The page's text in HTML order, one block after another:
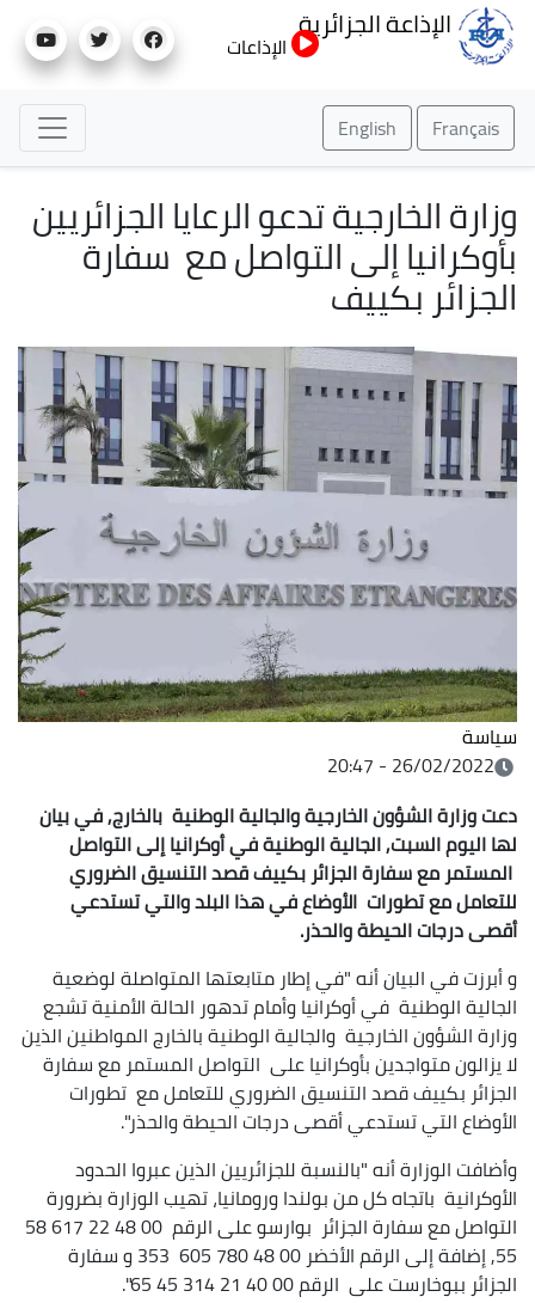
إلى
الإذاعة الجزائرية
الإذاعات
Français
English
وزارة الخارجية تدعو الرعايا الجزائريين
بأوكرانيا إلى التواصل مع سفارة
الجزائر بكييف
سياسة
26/02/2022 - 20:47
دعت وزارة الشؤون الخارجية والجالية الوطنية بالخارج, في بيان
لها اليوم السبت, الجالية الوطنية في أوكرانيا إلى التواصل
المستمر مع سفارة الجزائر بكييف قصد التنسيق الضروري
للتعامل مع تطورات الأوضاع في هذا البلد والتي تستدعي
أقصى درجات الحيطة والحذر.
و أبرزت في البيان أنه "في إطار متابعتها المتواصلة لوضعية
الجالية الوطنية في أوكرانيا وأمام تدهور الحالة الأمنية تشجع
وزارة الشؤون الخارجية والجالية الوطنية بالخارج المواطنين الذين
لا يزالون متواجدين بأوكرانيا على التواصل المستمر مع سفارة
الجزائر بكييف قصد التنسيق الضروري للتعامل مع تطورات
الأوضاع التي تستدعي أقصى درجات الحيطة والحذر".
وأضافت الوزارة أنه "بالنسبة للجزائريين الذين عبروا الحدود
الأوكرانية باتجاه كل من بولندا ورومانيا، تهيب الوزارة بضرورة
التواصل مع سفارة الجزائر بوارسو على الرقم 00 48 22 617 58
55, إضافة إلى الرقم الأخضر 00 48 780 605 353 و سفارة
الجزائر ببوخارست على الرقم 00 40 21 314 45 65".